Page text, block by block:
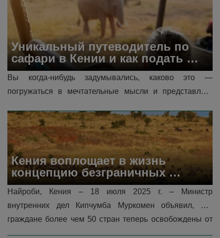
которые редко можно найти в...
Уникальный путеводитель по
сафари в Кении и как подать
заявку на мгновенную
электронную туристическую
визу в Кению?
Вы когда-нибудь задумывались, каково это —
погружаться в мечтательные мысли и представлять
окружении африканских животных...
Кения воплощает в жизнь
концепцию безграничных
границ, вводя новые
исключения из требований к
электронному разрешению на
въезд (eTA).
Найроби, Кения – 18 июля 2025 г. – Министр
внутренних дел Кипчумба Муркомен объявил, что
граждане более чем 50 стран теперь освобождены от
требования получения электронного разрешения на